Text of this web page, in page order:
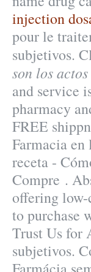
injection
pour le
subjetivos.
son los
and service
pharmacy
FREE
Farmacia en
receta -
Compre .
offering
to purchase
Trust Us for
subjetivos.